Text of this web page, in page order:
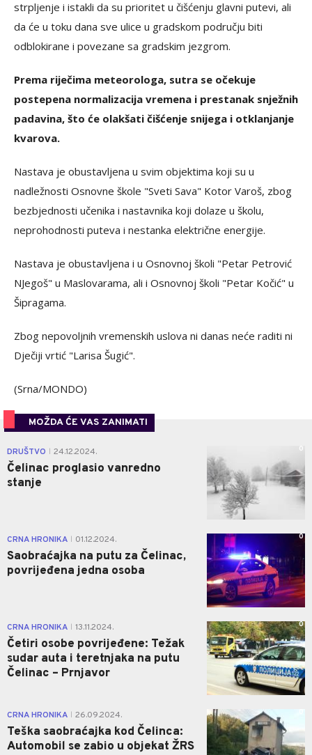
strpljenje i istakli da su prioritet u čišćenju glavni putevi, ali
da će u toku dana sve ulice u gradskom području biti
odblokirane i povezane sa gradskim jezgrom.
Prema riječima meteorologa, sutra se očekuje
postepena normalizacija vremena i prestanak snježnih
padavina, što će olakšati čišćenje snijega i otklanjanje
kvarova.
Nastava je obustavljena u svim objektima koji su u
nadležnosti Osnovne škole "Sveti Sava" Kotor Varoš, zbog
bezbjednosti učenika i nastavnika koji dolaze u školu,
neprohodnosti puteva i nestanka električne energije.
Nastava je obustavljena i u Osnovnoj školi "Petar Petrović
NJegoš" u Maslovarama, ali i Osnovnoj školi "Petar Kočić" u
Šipragama.
Zbog nepovoljnih vremenskih uslova ni danas neće raditi ni
Dječiji vrtić "Larisa Šugić".
(Srna/MONDO)
MOŽDA ĆE VAS ZANIMATI
DRUŠTVO 24.12.2024.
Čelinac proglasio vanredno
stanje
0
CRNA HRONIKA 01.12.2024.
Saobraćajka na putu za Čelinac,
povrijeđena jedna osoba
0
CRNA HRONIKA 13.11.2024.
Četiri osobe povrijeđene: Težak
sudar auta i teretnjaka na putu
Čelinac – Prnjavor
0
CRNA HRONIKA 26.09.2024.
Teška saobraćajka kod Čelinca:
Automobil se zabio u objekat ŽRS